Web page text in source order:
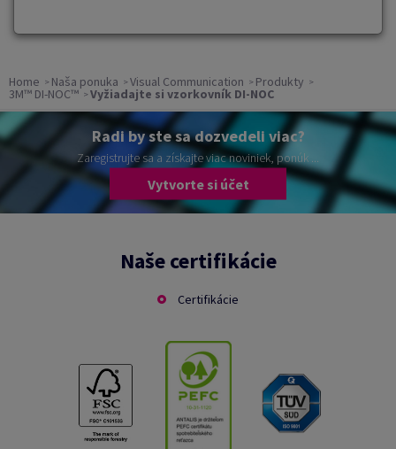
Home Naša ponuka Visual Communication Produkty
3M™ DI-NOC™ Vyžiadajte si vzorkovník DI-NOC
Radi by ste sa dozvedeli viac?
Zaregistrujte sa a získajte viac noviniek, ponúk ...
Vytvorte si účet
Naše certifikácie
Certifikácie